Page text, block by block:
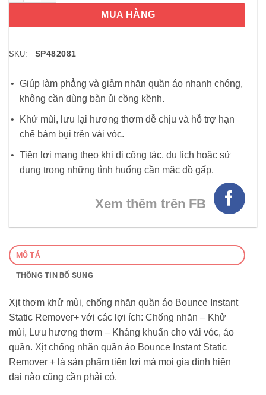
MUA HÀNG
SKU: SP482081
Giúp làm phẳng và giảm nhăn quần áo nhanh chóng,
không cần dùng bàn ủi cồng kềnh.
Khử mùi, lưu lại hương thơm dễ chịu và hỗ trợ hạn
chế bám bụi trên vải vóc.
Tiện lợi mang theo khi đi công tác, du lịch hoặc sử
dụng trong những tình huống cần mặc đồ gấp.
Xem thêm trên FB
MÔ TẢ
THÔNG TIN BỔ SUNG
Xịt thơm khử mùi, chống nhăn quần áo Bounce Instant
Static Remover+ với các lợi ích: Chống nhăn – Khử
mùi, Lưu hương thơm – Kháng khuẩn cho vải vóc, áo
quần. Xịt chống nhăn quần áo Bounce Instant Static
Remover + là sản phẩm tiện lợi mà mọi gia đình hiện
đại nào cũng cần phải có.